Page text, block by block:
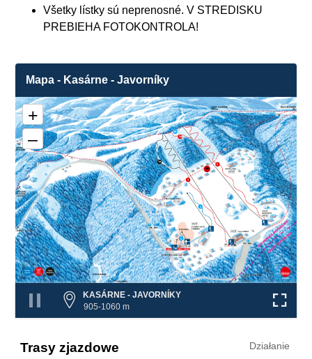
Všetky lístky sú neprenosné. V STREDISKU
PREBIEHA FOTOKONTROLA!
Mapa - Kasárne - Javorníky
1
1a
1b
2
2a
3
5
❌
❌
❌
❌
❌
+
–
KASÁRNE - JAVORNÍKY
905-1060 m
Trasy zjazdowe Działanie